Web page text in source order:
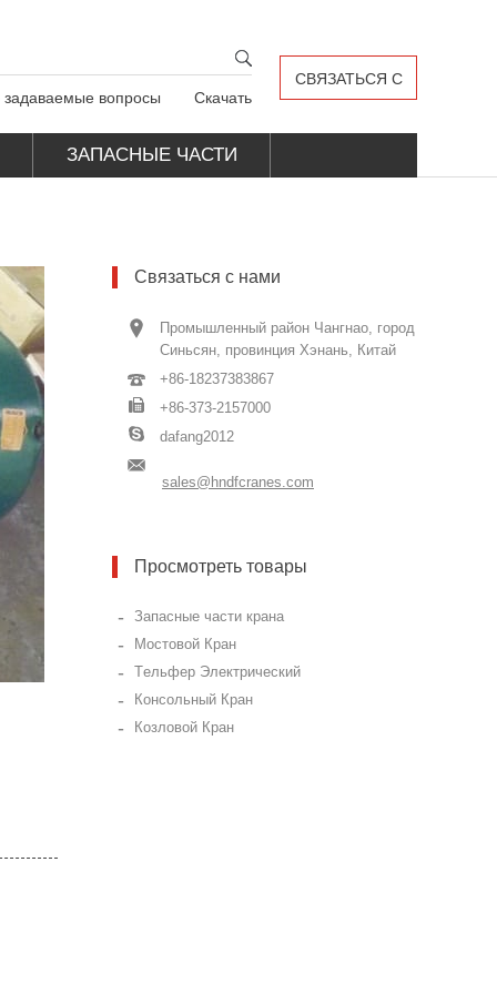
СВЯЗАТЬСЯ С
задаваемые вопросы Скачать
ЗАПАСНЫЕ ЧАСТИ
Связаться с нами
Промышленный район Чангнао, город
Синьсян, провинция Хэнань, Китай
+86-18237383867
+86-373-2157000
dafang2012
sales@hndfcranes.com
Просмотреть товары
- Запасные части крана
- Мостовой Кран
- Tельфер Электрический
- Консольный Кран
- Козловой Кран